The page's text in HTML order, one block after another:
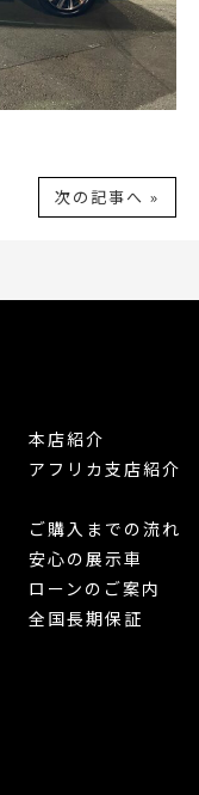
次の記事へ »
本店紹介
アフリカ支店紹介
ご購入までの流れ
安心の展示車
ローンのご案内
全国長期保証